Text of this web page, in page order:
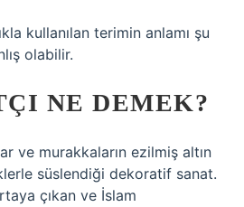
kullanılan terimin anlamı şu
olabilir.
NE DEMEK?
ve murakkaların ezilmiş altın
süslendiği dekoratif sanat.
çıkan ve İslam